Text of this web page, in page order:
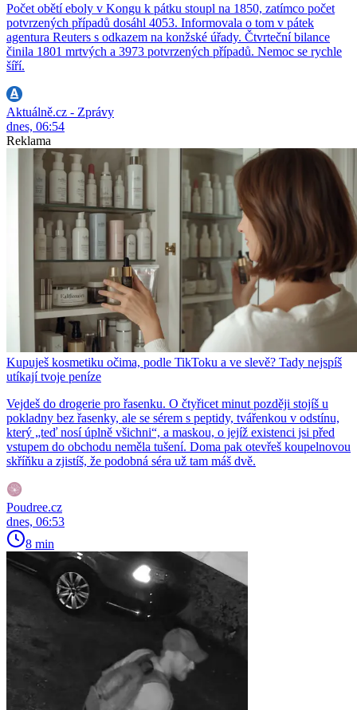
Počet obětí eboly v Kongu k pátku stoupl na 1850, zatímco počet
potvrzených případů dosáhl 4053. Informovala o tom v pátek
agentura Reuters s odkazem na konžské úřady. Čtvrteční bilance
činila 1801 mrtvých a 3973 potvrzených případů. Nemoc se rychle
šíří.
Aktuálně.cz - Zprávy
dnes, 06:54
Reklama
Kupuješ kosmetiku očima, podle TikToku a ve slevě? Tady nejspíš
utíkají tvoje peníze
Vejdeš do drogerie pro řasenku. O čtyřicet minut později stojíš u
pokladny bez řasenky, ale se sérem s peptidy, tvářenkou v odstínu,
který „teď nosí úplně všichni“, a maskou, o jejíž existenci jsi před
vstupem do obchodu neměla tušení. Doma pak otevřeš koupelnovou
skříňku a zjistíš, že podobná séra už tam máš dvě.
Poudree.cz
dnes, 06:53
8 min